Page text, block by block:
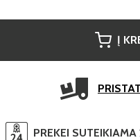
Į
PREKEI